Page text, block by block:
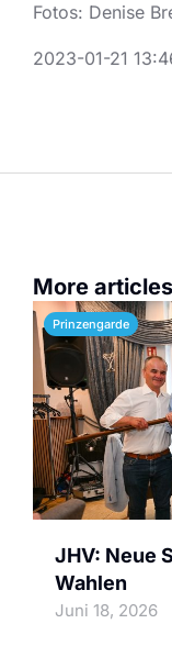
Fotos: Denise
2023-01-21
More articles
Prinzengarde
JHV: Neue
Wahlen
Juni 18, 2026